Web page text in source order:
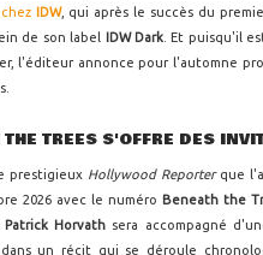
IDW, qui après le succès du
de son label IDW Dark. Et puisqu'il
l'éditeur annonce pour l'automne
THE TREES S'OFFRE DES
prestigieux Hollywood Reporter que
2026 avec le numéro Beneath the
Patrick Horvath sera accompagné
dans un récit qui se déroule